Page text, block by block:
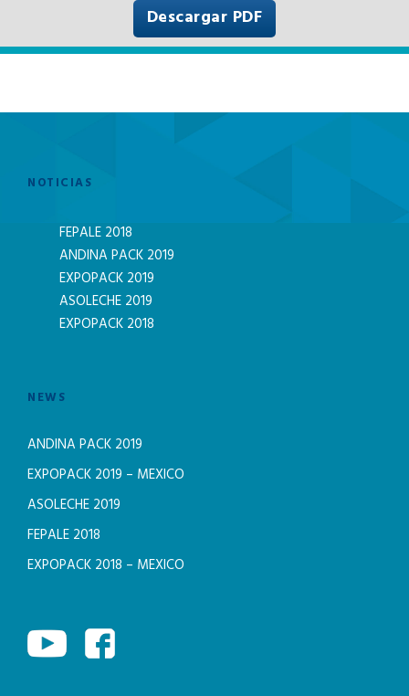
Descargar PDF
NOTICIAS
FEPALE 2018
ANDINA PACK 2019
EXPOPACK 2019
ASOLECHE 2019
EXPOPACK 2018
NEWS
ANDINA PACK 2019
EXPOPACK 2019 – MEXICO
ASOLECHE 2019
FEPALE 2018
EXPOPACK 2018 – MEXICO